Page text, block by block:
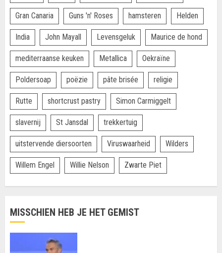
Gran Canaria Guns 'n' Roses hamsteren Helden
India John Mayall Levensgeluk Maurice de hond
mediterraanse keuken Metallica Oekraïne
Poldersoap poëzie pâte brisée religie
Rutte shortcrust pastry Simon Carmiggelt
slavernij St Jansdal trekkertuig
uitstervende diersoorten Viruswaarheid Wilders
Willem Engel Willie Nelson Zwarte Piet
MISSCHIEN HEB JE HET GEMIST